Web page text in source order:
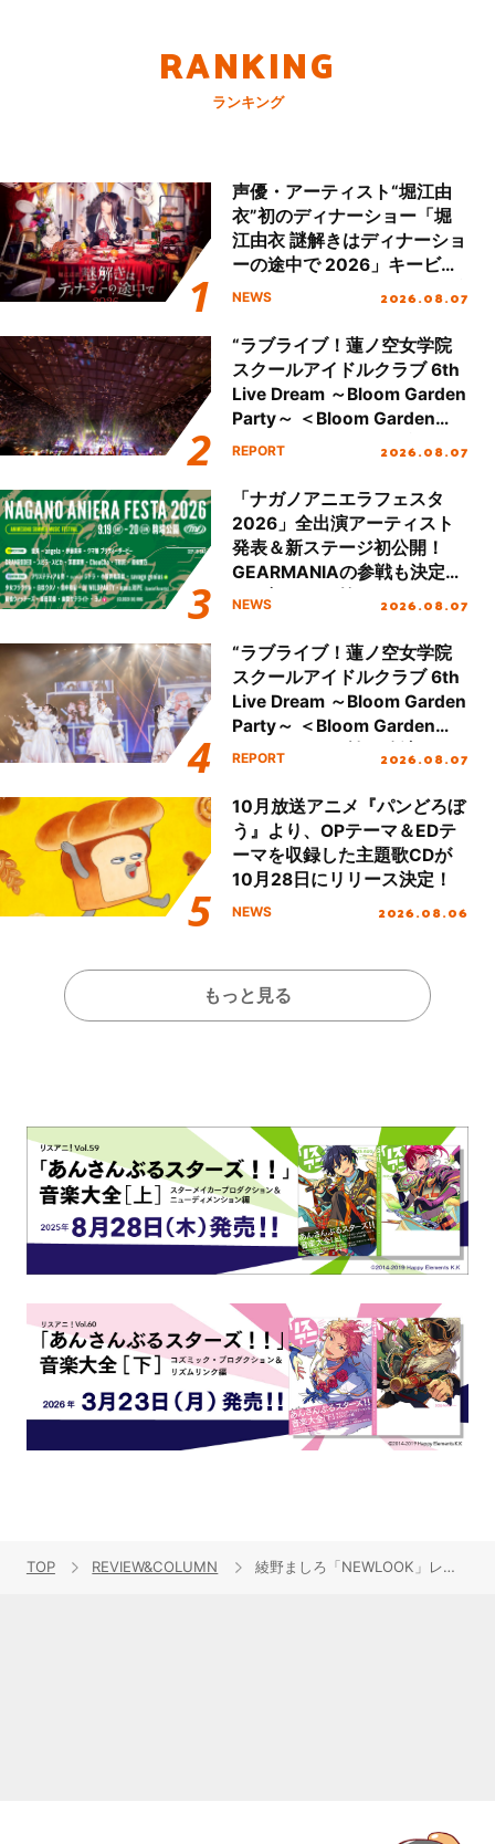
RANKING
ランキング
声優・アーティスト“堀江由
衣”初のディナーショー「堀
江由衣 謎解きはディナーショ
ーの途中で 2026」キービジ
ュアル＆グッズラインナップ
NEWS 2026.08.07
“ラブライブ！蓮ノ空女学院
スクールアイドルクラブ 6th
Live Dream ～Bloom Garden
Party～ ＜Bloom Garden
Party Stage／埼玉公演＞”
REPORT 2026.08.07
「ナガノアニエラフェスタ
2026」全出演アーティスト
発表＆新ステージ初公開！
GEARMANIAの参戦も決定
し、初となる第3ステージの
NEWS 2026.08.07
“ラブライブ！蓮ノ空女学院
スクールアイドルクラブ 6th
Live Dream ～Bloom Garden
Party～ ＜Bloom Garden
Party Stage／埼玉公演＞”
REPORT 2026.08.07
10月放送アニメ『パンどろぼ
う』より、OPテーマ＆EDテ
ーマを収録した主題歌CDが
10月28日にリリース決定！
NEWS 2026.08.06
もっと見る
TOP REVIEW&COLUMN 綾野ましろ「NEWLOOK」レビュー